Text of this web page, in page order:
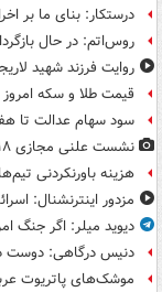
درستکار: بنای ما بر
روس‌اتم: در حال
روایت فرزند شهید
قیمت طلا و سکه امروز یکشنبه
سود سهام عدالت تا
نشست علنی مجازی ۱۸ مرداد ماه مجلس
هزینه باورنکردنی
مزدور اینترنشنال:
دیوید میلر: اگر جنگ
دنیس درگاهی: دوست
موشک‌های پاتریوت